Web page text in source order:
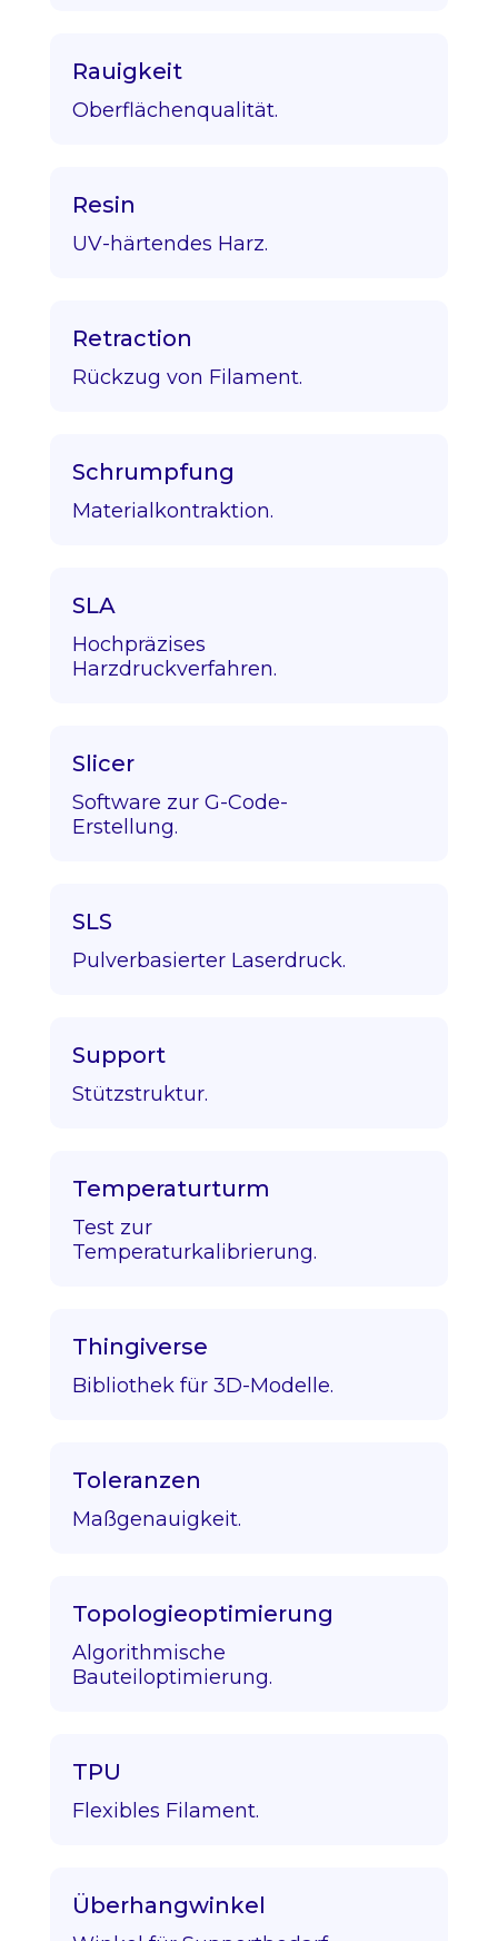
Rauigkeit
Oberflächenqualität.
Resin
UV-härtendes Harz.
Retraction
Rückzug von Filament.
Schrumpfung
Materialkontraktion.
SLA
Hochpräzises
Harzdruckverfahren.
Slicer
Software zur G-Code-
Erstellung.
SLS
Pulverbasierter Laserdruck.
Support
Stützstruktur.
Temperaturturm
Test zur
Temperaturkalibrierung.
Thingiverse
Bibliothek für 3D-Modelle.
Toleranzen
Maßgenauigkeit.
Topologieoptimierung
Algorithmische
Bauteiloptimierung.
TPU
Flexibles Filament.
Überhangwinkel